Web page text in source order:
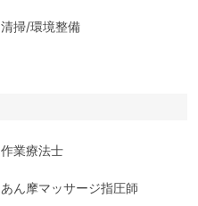
清掃/環境整備
作業療法士
あん摩マッサージ指圧師